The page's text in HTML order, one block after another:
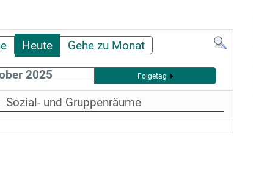
Heute Gehe zu Monat
2025 Folgetag
Sozial- und Gruppenräume